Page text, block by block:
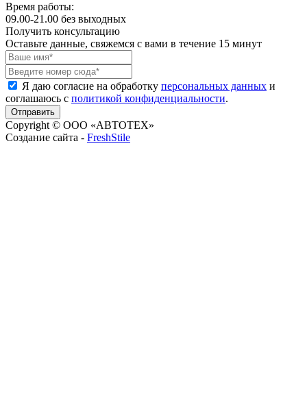
Время работы:
09.00-21.00 без выходных
Получить консультацию
Оставьте данные, свяжемся с вами в течение 15 минут
Я даю согласие на обработку персональных данных и
соглашаюсь с политикой конфиденциальности.
Copyright © ООО «АВТОТЕХ»
Создание сайта - FreshStile